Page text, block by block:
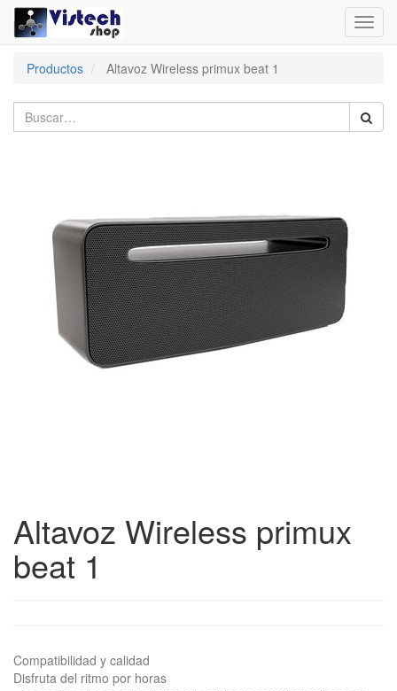
Productos
Altavoz Wireless primux beat 1
Altavoz Wireless primux
beat 1
Compatibilidad y calidad
Disfruta del ritmo por horas